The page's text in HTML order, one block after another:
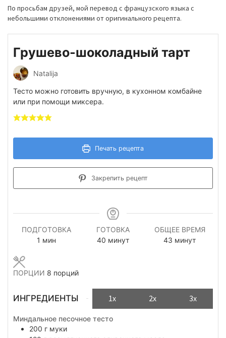
По просьбам друзей, мой перевод с французского языка с
небольшими отклонениями от оригинального рецепта.
Грушево-шоколадный тарт
Natalija
Тесто можно готовить вручную, в кухонном комбайне
или при помощи миксера.
Печать рецепта
Закрепить рецепт
ПОДГОТОВКА
1 минута
мин
ГОТОВКА
40 минуты
минут
ОБЩЕЕ ВРЕМЯ
43 минуты
минут
ПОРЦИИ 8 порций
ИНГРЕДИЕНТЫ 1x 2x 3x
Миндальное песочное тесто
200 г муки